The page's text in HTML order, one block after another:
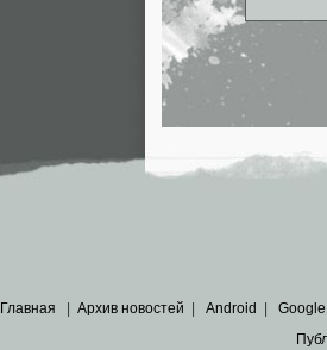
Главная | Архив новостей | Android | Google